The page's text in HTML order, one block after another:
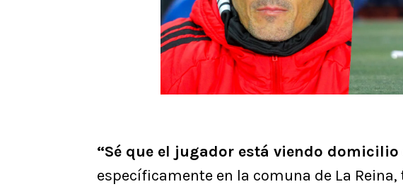
“Sé que el jugador está viendo
específicamente en la comuna de La